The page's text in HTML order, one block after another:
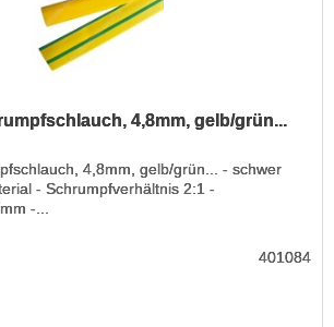
4,8mm, gelb/grün...
4,8mm, gelb/grün... - schwer
- Schrumpfverhältnis 2:1 -
-...
401084